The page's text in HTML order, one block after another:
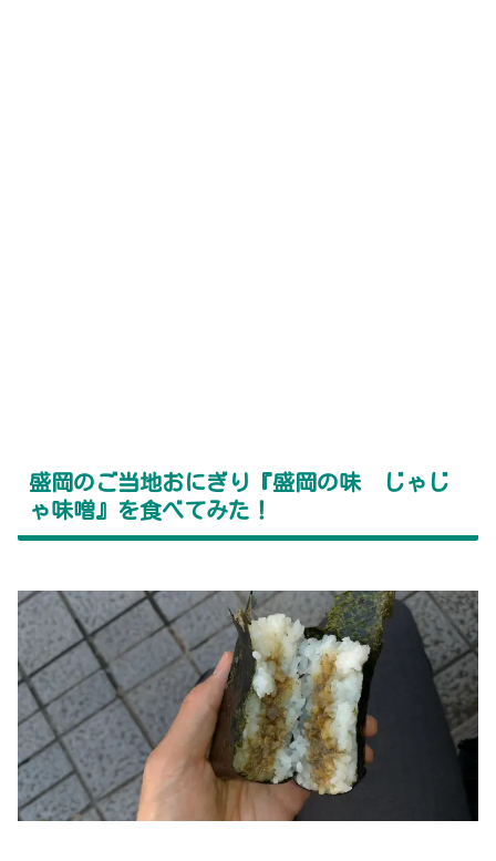
盛岡のご当地おにぎり『盛岡の味 じゃじ
ゃ味噌』を食べてみた！